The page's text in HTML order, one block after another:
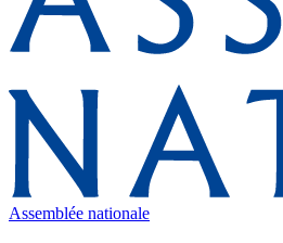
Assemblée nationale